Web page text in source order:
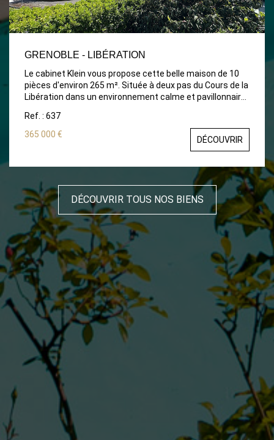
GRENOBLE - LIBÉRATION
Le cabinet Klein vous propose cette belle maison de 10
pièces d'environ 265 m². Située à deux pas du Cours de la
Libération dans un environnement calme et pavillonnaire,
étage, un appartement de 85 m² composé d'une grande
pièce de vie, 3 chambres, salle de bain et wc. Au premier
étage, un somptueux 3 pièces plus cuisine entièrement
rénové de 85 m² également, cuisine équipée et
aménagée, séjour double avec terrasse, 2 grandes
chambres, salle de bain et wc. Le rez-de-chaussée est
actuellement aménagé en appartement mais un
réagencement et à prévoir. Une partie commune
desservant les appartements est existante, toutes les
huisseries sont neuves ainsi que les volets roulants
électriques et la chaudière. Ce bien convient
parfaitement pour une famille ou un investissement.
Ref. : 637
365 000 €
DÉCOUVRIR
DÉCOUVRIR TOUS NOS BIENS